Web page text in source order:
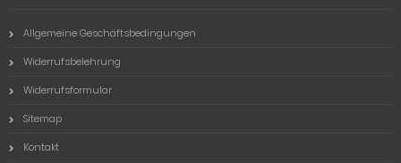
Allgemeine Geschäftsbedingungen
Widerrufsbelehrung
Widerrufsformular
Sitemap
Kontakt